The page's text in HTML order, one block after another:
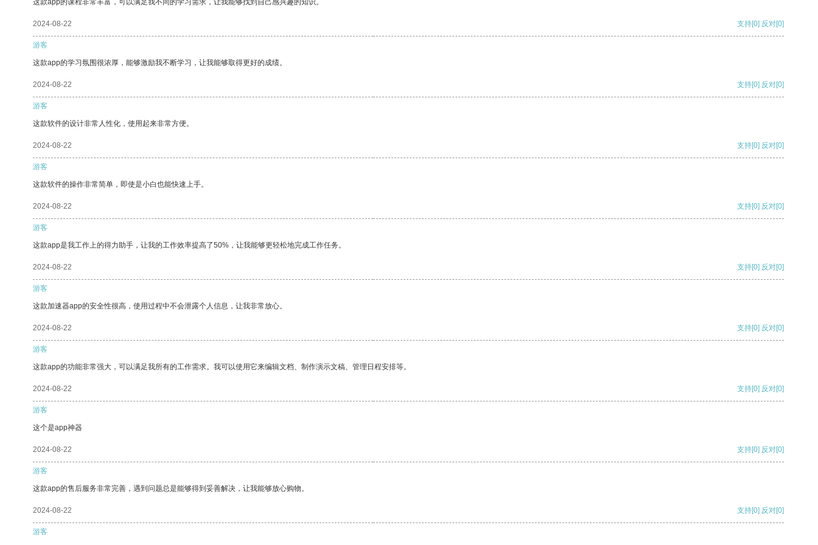
这款app的课程非常丰富，可以满足我不同的学习需求，让我能够找到自己感兴趣的知识。
2024-08-22 支持[0] 反对[0]
游客
这款app的学习氛围很浓厚，能够激励我不断学习，让我能够取得更好的成绩。
2024-08-22 支持[0] 反对[0]
游客
这款软件的设计非常人性化，使用起来非常方便。
2024-08-22 支持[0] 反对[0]
游客
这款软件的操作非常简单，即使是小白也能快速上手。
2024-08-22 支持[0] 反对[0]
游客
这款app是我工作上的得力助手，让我的工作效率提高了50%，让我能够更轻松地完成工作任务。
2024-08-22 支持[0] 反对[0]
游客
这款加速器app的安全性很高，使用过程中不会泄露个人信息，让我非常放心。
2024-08-22 支持[0] 反对[0]
游客
这款app的功能非常强大，可以满足我所有的工作需求。我可以使用它来编辑文档、制作演示文稿、管理日程安排等。
2024-08-22 支持[0] 反对[0]
游客
这个是app神器
2024-08-22 支持[0] 反对[0]
游客
这款app的售后服务非常完善，遇到问题总是能够得到妥善解决，让我能够放心购物。
2024-08-22 支持[0] 反对[0]
游客